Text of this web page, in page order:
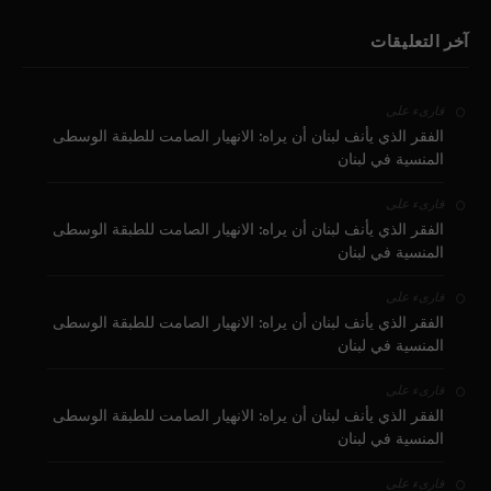
آخر التعليقات
قارىء على
الفقر الذي يأنف لبنان أن يراه: الانهيار الصامت للطبقة الوسطى
المنسية في لبنان
قارىء على
الفقر الذي يأنف لبنان أن يراه: الانهيار الصامت للطبقة الوسطى
المنسية في لبنان
قارىء على
الفقر الذي يأنف لبنان أن يراه: الانهيار الصامت للطبقة الوسطى
المنسية في لبنان
قارىء على
الفقر الذي يأنف لبنان أن يراه: الانهيار الصامت للطبقة الوسطى
المنسية في لبنان
قارىء على